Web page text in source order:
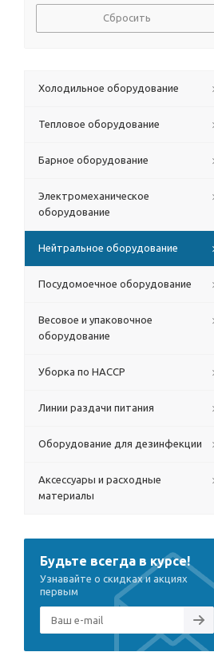
Сбросить
Холодильное оборудование
Тепловое оборудование
Барное оборудование
Электромеханическое
оборудование
Нейтральное оборудование
Посудомоечное оборудование
Весовое и упаковочное
оборудование
Уборка по HACCP
Линии раздачи питания
Оборудование для дезинфекции
Аксессуары и расходные
материалы
Будьте всегда в курсе!
Узнавайте о скидках и акциях
первым